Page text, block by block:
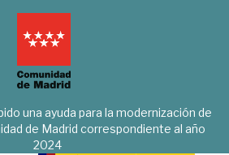
una ayuda para la modernización de
de Madrid correspondiente al año
2024